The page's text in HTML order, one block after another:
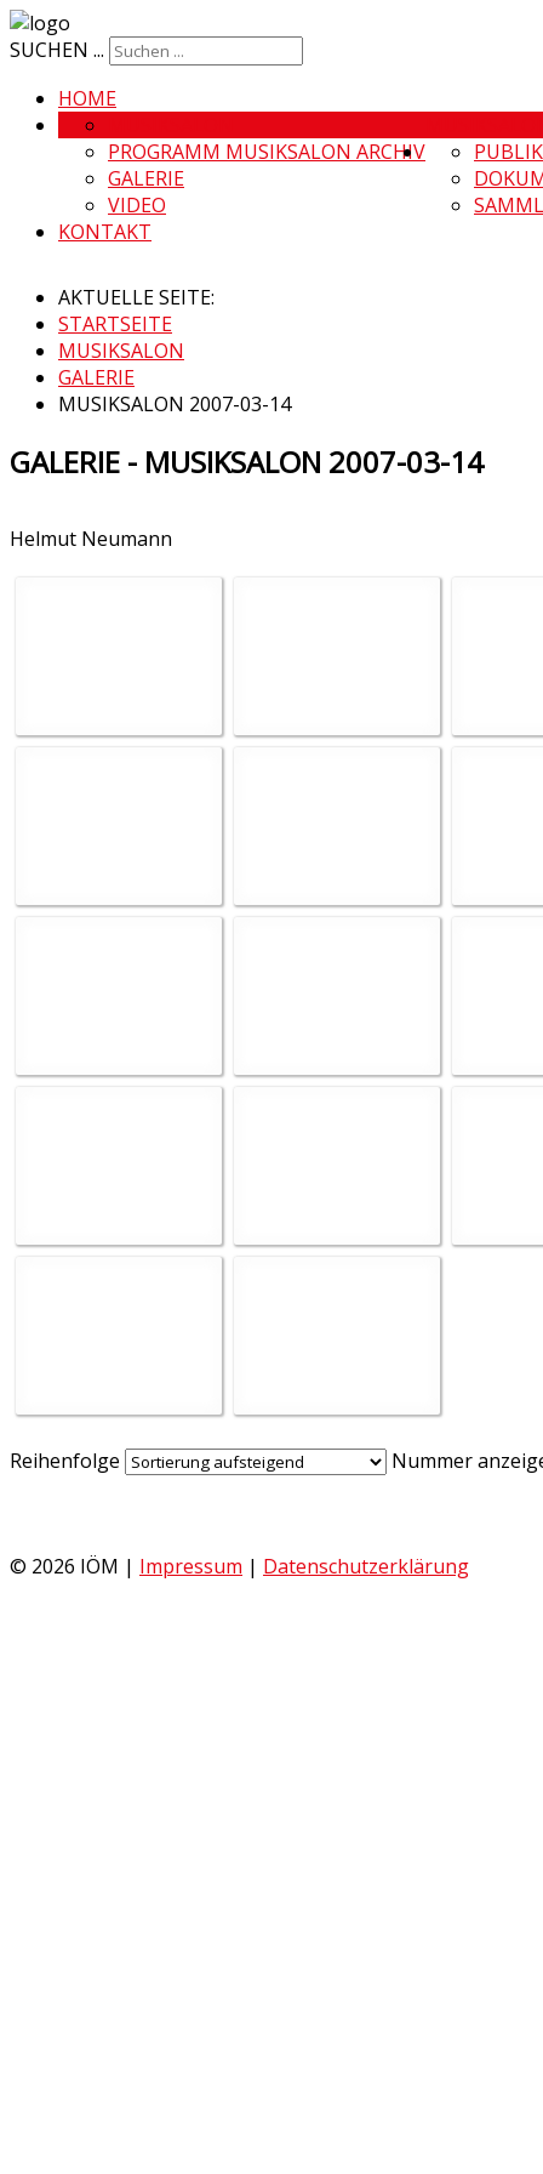
SUCHEN ...
HOME
PROGRAMM MUSIKSALON ARCHIV
GALERIE
VIDEO
KONTAKT
AKTUELLE SEITE:
STARTSEITE
MUSIKSALON
GALERIE
MUSIKSALON 2007-03-14
GALERIE - MUSIKSALON 2007-03-14
Helmut Neumann
Reihenfolge Nummer
© 2026 IÖM | Impressum | Datenschutzerklärung